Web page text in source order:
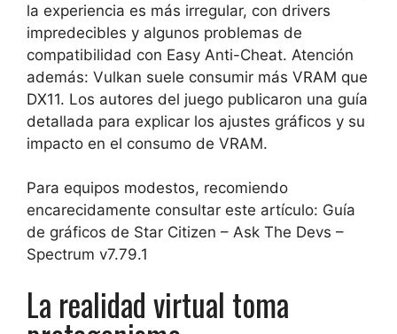
la experiencia es más irregular, con drivers
impredecibles y algunos problemas de
compatibilidad con Easy Anti-Cheat. Atención
además: Vulkan suele consumir más VRAM que
DX11. Los autores del juego publicaron una guía
detallada para explicar los ajustes gráficos y su
impacto en el consumo de VRAM.
Para equipos modestos, recomiendo
encarecidamente consultar este artículo: Guía
de gráficos de Star Citizen – Ask The Devs –
Spectrum v7.79.1
La realidad virtual toma